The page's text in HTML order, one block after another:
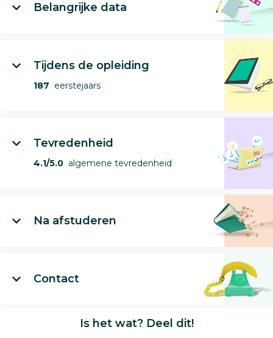
Belangrijke data
Tijdens de opleiding
187 eerstejaars
Tevredenheid
4.1/5.0 algemene tevredenheid
Na afstuderen
Contact
Is het wat? Deel dit!